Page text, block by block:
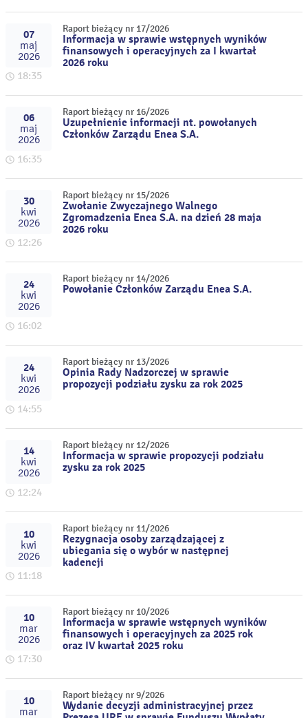
07
maj
2026
18:35
Raport bieżący nr 17/2026
Informacja w sprawie wstępnych wyników
finansowych i operacyjnych za I kwartał
2026 roku
06
maj
2026
16:35
Raport bieżący nr 16/2026
Uzupełnienie informacji nt. powołanych
Członków Zarządu Enea S.A.
30
kwi
2026
12:26
Raport bieżący nr 15/2026
Zwołanie Zwyczajnego Walnego
Zgromadzenia Enea S.A. na dzień 28 maja
2026 roku
24
kwi
2026
16:02
Raport bieżący nr 14/2026
Powołanie Członków Zarządu Enea S.A.
24
kwi
2026
14:55
Raport bieżący nr 13/2026
Opinia Rady Nadzorczej w sprawie
propozycji podziału zysku za rok 2025
14
kwi
2026
12:24
Raport bieżący nr 12/2026
Informacja w sprawie propozycji podziału
zysku za rok 2025
10
kwi
2026
11:18
Raport bieżący nr 11/2026
Rezygnacja osoby zarządzającej z
ubiegania się o wybór w następnej
kadencji
10
mar
2026
17:30
Raport bieżący nr 10/2026
Informacja w sprawie wstępnych wyników
finansowych i operacyjnych za 2025 rok
oraz IV kwartał 2025 roku
10
mar
Raport bieżący nr 9/2026
Wydanie decyzji administracyjnej przez